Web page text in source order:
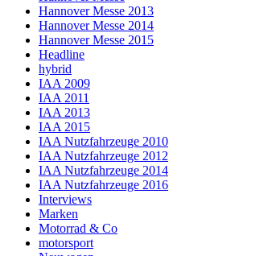
Hannover Messe 2013
Hannover Messe 2014
Hannover Messe 2015
Headline
hybrid
IAA 2009
IAA 2011
IAA 2013
IAA 2015
IAA Nutzfahrzeuge 2010
IAA Nutzfahrzeuge 2012
IAA Nutzfahrzeuge 2014
IAA Nutzfahrzeuge 2016
Interviews
Marken
Motorrad & Co
motorsport